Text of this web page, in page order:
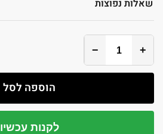
שאלות נפוצות
+
−
הוספה לסל
לקנות עכשיו